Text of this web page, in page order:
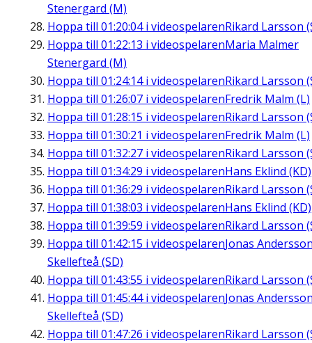
Stenergard (M)
Hoppa till 01:20:04i videospelarenRikard Larsson
Hoppa till 01:22:13 i videospelarenMaria Malmer
Stenergard (M)
Hoppa till 01:24:14i videospelarenRikard Larsson
Hoppa till 01:26:07 i videospelarenFredrik Malm (L)
Hoppa till 01:28:15 i videospelarenRikard Larsson
Hoppa till 01:30:21 i videospelarenFredrik Malm (L)
Hoppa till 01:32:27 i videospelarenRikard Larsson
Hoppa till 01:34:29 i videospelarenHans Eklind (KD)
Hoppa till 01:36:29 i videospelarenRikard Larsson
Hoppa till 01:38:03 i videospelarenHans Eklind (KD)
Hoppa till 01:39:59 i videospelarenRikard Larsson
Hoppa till 01:42:15 i videospelarenJonas
Skellefteå (SD)
Hoppa till 01:43:55 i videospelarenRikard Larsson
Hoppa till 01:45:44i videospelarenJonas
Skellefteå (SD)
Hoppa till 01:47:26 i videospelarenRikard Larsson